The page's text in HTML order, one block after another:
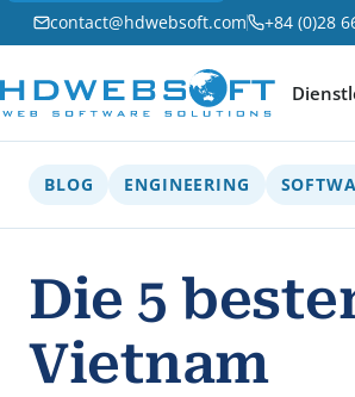
contact@hdwebsoft.com +84 (0)28
BLOG ENGINEERING
Die 5
Vietnam